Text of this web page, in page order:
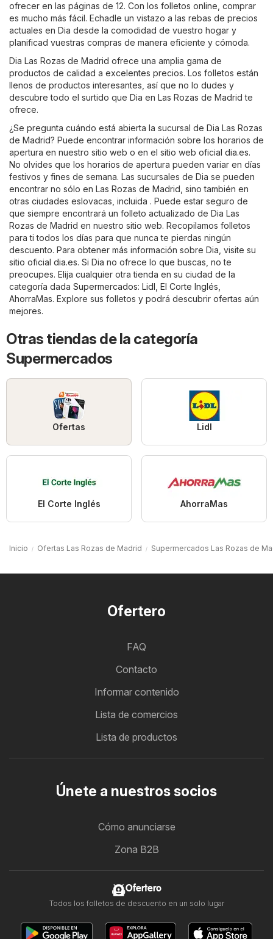
ofrecer en las páginas de 12. Con los folletos online, comprar
es mucho más fácil. Echadle un vistazo a las rebas de precios
actuales en Dia desde la comodidad de vuestro hogar y
planificad vuestras compras de manera eficiente y cómoda.
Dia Las Rozas de Madrid ofrece una amplia gama de
productos de calidad a excelentes precios. Los folletos están
llenos de productos interesantes, así que no lo dudes y
descubre todo el surtido que Dia en Las Rozas de Madrid te
ofrece.
¿Se pregunta cuándo está abierta la sucursal de Dia Las Rozas
de Madrid? Puede encontrar información sobre los horarios de
apertura en nuestro sitio web o en el sitio web oficial dia.es.
No olvides que los horarios de apertura pueden variar en días
festivos y fines de semana. Las sucursales de Dia se pueden
encontrar no sólo en Las Rozas de Madrid, sino también en
otras ciudades eslovacas, incluida . Puede estar seguro de
que siempre encontrará un folleto actualizado de Dia Las
Rozas de Madrid en nuestro sitio web. Recopilamos folletos
para ti todos los días para que nunca te pierdas ningún
descuento. Para obtener más información sobre Dia, visite su
sitio oficial dia.es. Si Dia no ofrece lo que buscas, no te
preocupes. Elija cualquier otra tienda en su ciudad de la
categoría dada Supermercados: Lidl El Corte Inglés
AhorraMas. Explore sus folletos y podrá descubrir ofertas aún
mejores.
Otras tiendas de la categoría
Supermercados
Ofertas Lidl
El Corte Inglés AhorraMas
Inicio Ofertas Las Rozas de Madrid Supermercados Las Rozas de
Ofertero
FAQ
Contacto
Informar contenido
Lista de comercios
Lista de productos
Únete a nuestros socios
Cómo anunciarse
Zona B2B
Ofertero
Todos los folletos de descuento en un solo lugar